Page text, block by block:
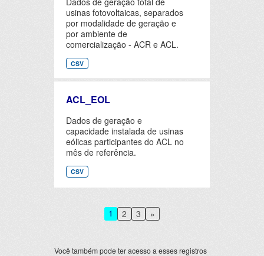
usinas fotovoltaicas, separados
por modalidade de geração e
por ambiente de
comercialização - ACR e ACL.
CSV
ACL_EOL
Dados de geração e
capacidade instalada de usinas
eólicas participantes do ACL no
mês de referência.
CSV
1 2 3 »
Você também pode ter acesso a esses registros